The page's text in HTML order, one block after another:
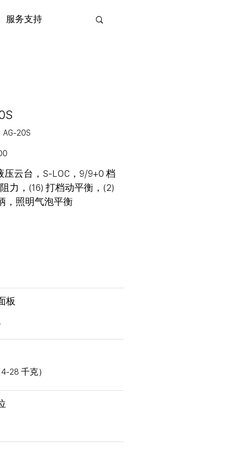
服务支持
SKU
AG-
AG-20S
压云台，S-LOC，9/9+0 档
力，(16) 打档动平衡，(2)
，照明气泡平衡
板
28 千克）